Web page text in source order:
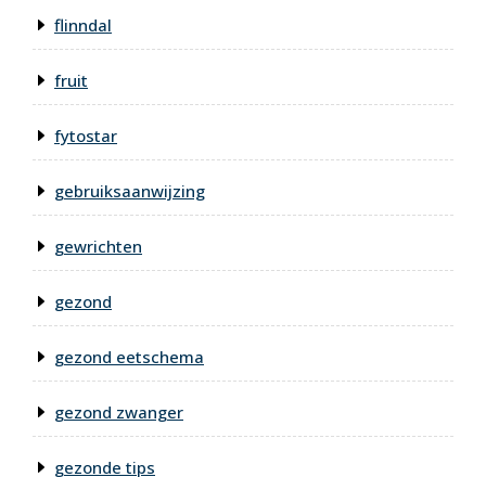
flinndal
fruit
fytostar
gebruiksaanwijzing
gewrichten
gezond
gezond eetschema
gezond zwanger
gezonde tips